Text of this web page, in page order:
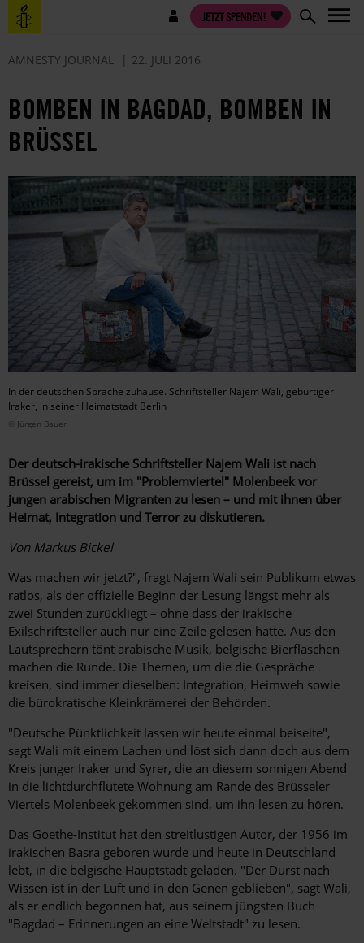
Direkt
zum
Benutzermenü JETZT SPENDEN!
AMNESTY JOURNAL 22. JULI 2016
BOMBEN IN BAGDAD, BOMBEN IN
BRÜSSEL
In der deutschen Sprache zuhause. Schriftsteller Najem Wali, gebürtiger
Iraker, in seiner Heimatstadt Berlin
© Jürgen Bauer
Der deutsch-irakische Schriftsteller Najem Wali ist nach
Brüssel gereist, um im "Problemviertel" Molenbeek vor
jungen arabischen Migranten zu lesen – und mit ihnen über
Heimat, Integration und Terror zu diskutieren.
Von Markus Bickel
Was machen wir jetzt?", fragt Najem Wali sein Publikum etwas
ratlos, als der offizielle Beginn der Lesung längst mehr als
zwei Stunden zurückliegt – ohne dass der irakische
Exilschriftsteller auch nur eine Zeile gelesen hätte. Aus den
Lautsprechern tönt arabische Musik, belgische Bierflaschen
machen die Runde. Die Themen, um die die Gespräche
kreisen, sind immer dieselben: Integration, Heimweh sowie
die bürokratische Kleinkrämerei der Behörden.
"Deutsche Pünktlichkeit lassen wir heute einmal bei­seite",
sagt Wali mit einem Lachen und löst sich dann doch aus dem
Kreis junger Iraker und Syrer, die an diesem sonnigen Abend
in die lichtdurchflutete Wohnung am Rande des Brüsseler
Viertels Molenbeek gekommen sind, um ihn lesen zu hören.
Das Goethe-Institut hat den streitlustigen Autor, der 1956 im
irakischen Basra geboren wurde und heute in Deutschland
lebt, in die belgische Hauptstadt geladen. "Der Durst nach
Wissen ist in der Luft und in den Genen geblieben", sagt Wali,
als er endlich begonnen hat, aus seinem jüngsten Buch
"Bagdad – Erinnerungen an eine Weltstadt" zu lesen.